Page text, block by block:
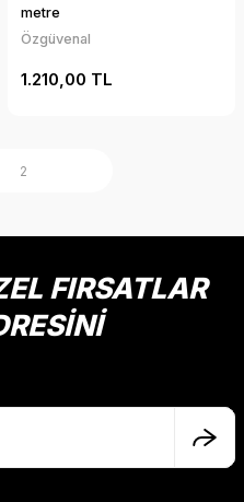
metre
Özgüvenal
1.210,00 TL
2
FIRSATLAR